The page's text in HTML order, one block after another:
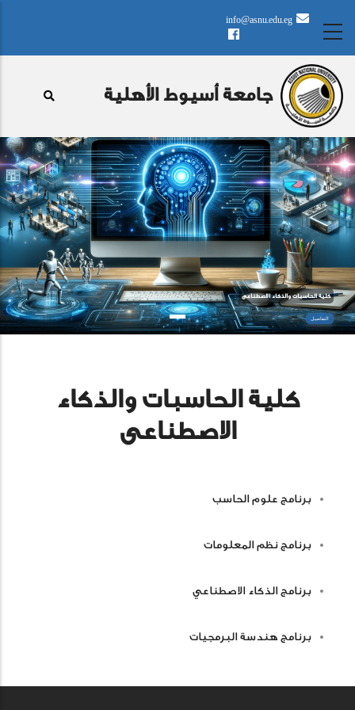
إلى
الرئيسي
info@asnu.edu.eg
جامعة أسيوط الأهلية
كلية اﻟﺤﺎﺳﺒﺎت والذكاء الاصطناعى
التفاصيل
كلية اﻟﺤﺎﺳﺒﺎت والذكاء
الاصطناعى
برﻧﺎﻣﺞ علوم الحاسب
برﻧﺎﻣﺞ نظم المعلومات
برﻧﺎﻣﺞ الذكاء الاصطناعي
برﻧﺎﻣﺞ هندسة البرمجيات